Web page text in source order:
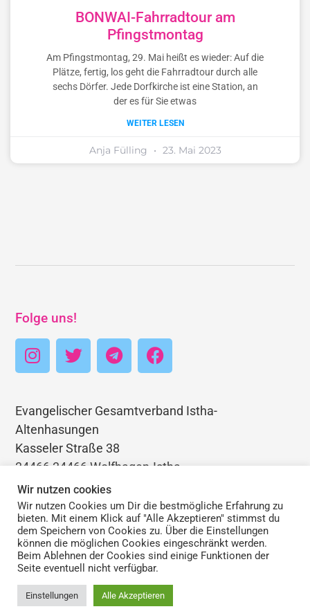
BONWAI-Fahrradtour am
Pfingstmontag
Am Pfingstmontag, 29. Mai heißt es wieder: Auf die
Plätze, fertig, los geht die Fahrradtour durch alle
sechs Dörfer. Jede Dorfkirche ist eine Station, an
der es für Sie etwas
WEITER LESEN
Anja Fülling 23. Mai 2023
Folge uns!
Evangelischer Gesamtverband Istha-
Altenhasungen
Kasseler Straße 38
34466 34466 Wolfhagen-Istha
Telefon: 05692 3403768
E-Mail: pfarramt.istha@ekkw.de
Impressum | Haftungsauschluss | Datenschutz
Wir nutzen cookies
Wir nutzen Cookies um Dir die bestmögliche Erfahrung zu
bieten. Mit einem Klick auf "Alle Akzeptieren" stimmst du
dem Speichern von Cookies zu. Über die Einstellungen
können die möglichen Cookies eingeschränkt werden.
Beim Ablehnen der Cookies sind einige Funktionen der
Seite eventuell nicht verfügbar.
Einstellungen Alle Akzeptieren